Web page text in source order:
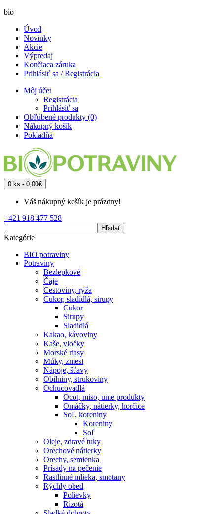
bio
Úvod
Novinky
Akcie
Výpredaj
Končiaca záruka
Prihlásiť sa / Registrácia
Môj účet
Registrácia
Prihlásiť sa
Obľúbené produkty (0)
Nákupný košík
Pokladňa
0 ks - 0,00€
Váš nákupný košík je prázdny!
+421 918 477 528
Hľadať
Kategórie
BIO potraviny
Potraviny
Bezlepkové
Čaje
Cestoviny, ryža
Cukor, sladidlá, sirupy
Cukor
Sirupy
Sladidlá
Kakao, kávoviny
Kaše, vločky
Morské riasy
Múky, zmesi
Nápoje, šťavy
Obilniny, strukoviny
Ochucovadlá
Ocot, miso, ume produkty
Omáčky, nátierky, horčice
Soľ, koreniny
Koreniny
Soľ
Oleje, zdravé tuky
Orechové nátierky
Orechy, semienka
Prísady na pečenie
Rastlinné mlieka, smotany
Rýchly obed
Polievky
Rizotá